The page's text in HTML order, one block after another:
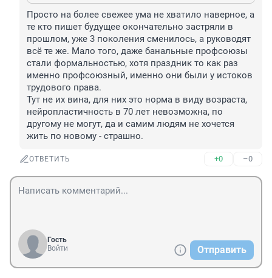
Просто на более свежее ума не хватило наверное, а
те кто пишет будущее окончательно застряли в
прошлом, уже 3 поколения сменилось, а руководят
всё те же. Мало того, даже банальные профсоюзы
стали формальностью, хотя праздник то как раз
именно профсоюзный, именно они были у истоков
трудового права.
Тут не их вина, для них это норма в виду возраста,
нейропластичность в 70 лет невозможна, по
другому не могут, да и самим людям не хочется
жить по новому - страшно.
ОТВЕТИТЬ +0 –0
Гость
Войти
Отправить